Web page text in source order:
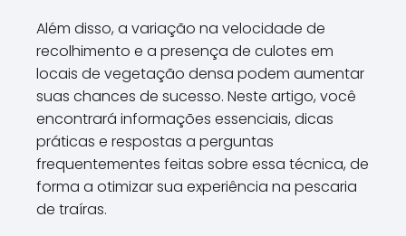
Além disso, a variação na velocidade de
recolhimento e a presença de culotes em
locais de vegetação densa podem aumentar
suas chances de sucesso. Neste artigo, você
encontrará informações essenciais, dicas
práticas e respostas a perguntas
frequentementes feitas sobre essa técnica, de
forma a otimizar sua experiência na pescaria
de traíras.